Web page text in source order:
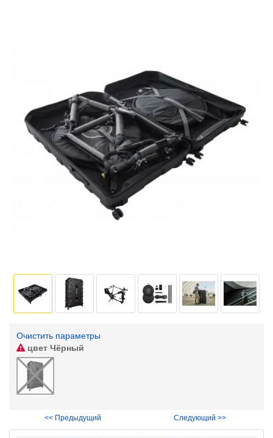
Очистить параметры
цвет Чёрный
<< Предыдущий Следующий >>